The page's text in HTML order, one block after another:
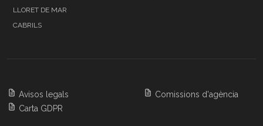
LLORET DE MAR
CABRILS
Avisos legals
Carta GDPR
Comissions d'agència